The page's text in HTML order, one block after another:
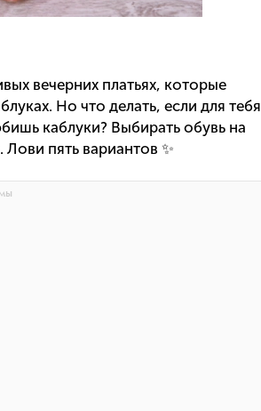
вечерних платьях, которые
Но что делать, если для тебя
каблуки? Выбирать обувь на
пять вариантов ✨